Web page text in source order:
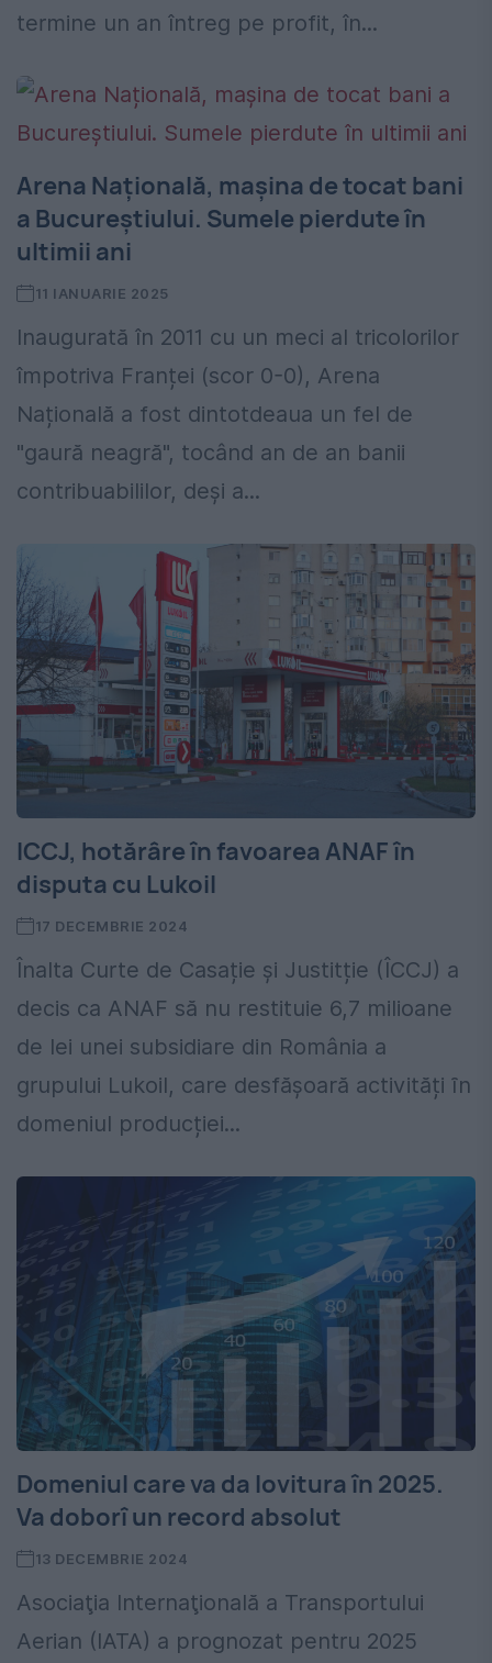
termine un an întreg pe profit, în...
Arena Națională, mașina de tocat bani
a Bucureștiului. Sumele pierdute în
ultimii ani
11 IANUARIE 2025
Inaugurată în 2011 cu un meci al tricolorilor
împotriva Franței (scor 0-0), Arena
Națională a fost dintotdeaua un fel de
"gaură neagră", tocând an de an banii
contribuabililor, deși a...
ICCJ, hotărâre în favoarea ANAF în
disputa cu Lukoil
17 DECEMBRIE 2024
Înalta Curte de Casație și Justitție (ÎCCJ) a
decis ca ANAF să nu restituie 6,7 milioane
de lei unei subsidiare din România a
grupului Lukoil, care desfășoară activități ȋn
domeniul producției...
Domeniul care va da lovitura în 2025.
Va doborî un record absolut
13 DECEMBRIE 2024
Asociaţia Internaţională a Transportului
Aerian (IATA) a prognozat pentru 2025